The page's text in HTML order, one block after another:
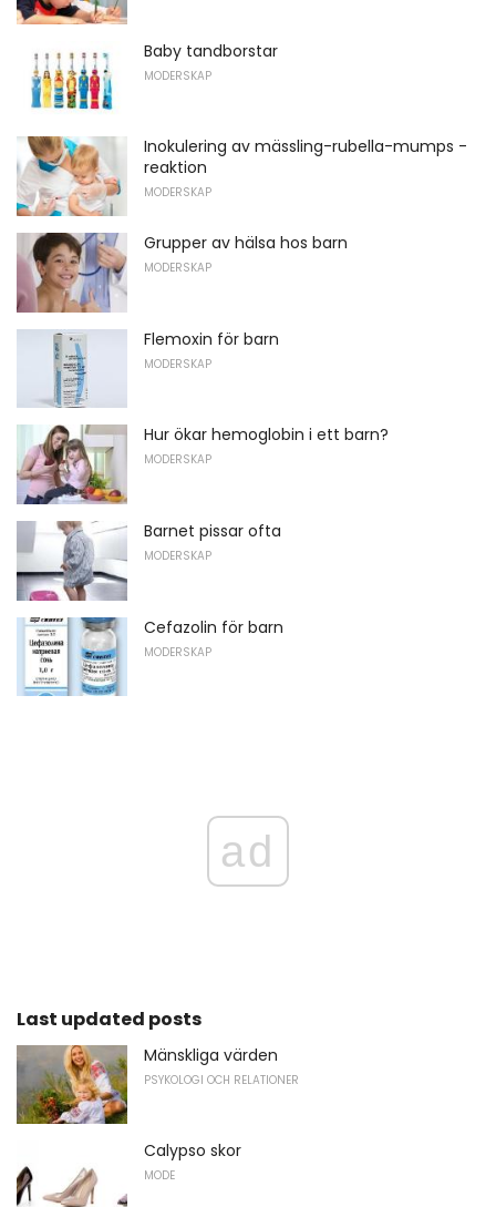
Baby tandborstar
MODERSKAP
Inokulering av mässling-rubella-mumps -
reaktion
MODERSKAP
Grupper av hälsa hos barn
MODERSKAP
Flemoxin för barn
MODERSKAP
Hur ökar hemoglobin i ett barn?
MODERSKAP
Barnet pissar ofta
MODERSKAP
Cefazolin för barn
MODERSKAP
ad
Last updated posts
Mänskliga värden
PSYKOLOGI OCH RELATIONER
Calypso skor
MODE